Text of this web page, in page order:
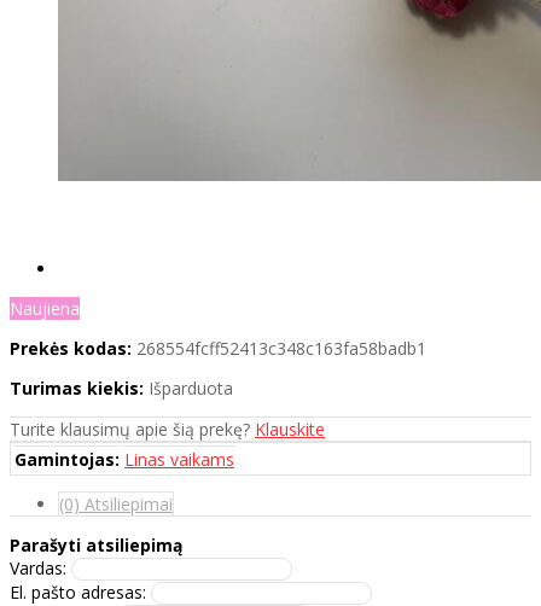
Naujiena
Prekės kodas: 268554fcff52413c348c163fa58badb1
Turimas kiekis: Išparduota
Turite klausimų apie šią prekę? Klauskite
Gamintojas: Linas vaikams
(0) Atsiliepimai
Parašyti atsiliepimą
Vardas:
El. pašto adresas: